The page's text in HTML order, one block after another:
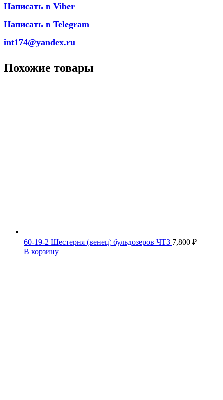
Написать в Viber
Написать в Telegram
int174@yandex.ru
Похожие товары
60-19-2 Шестерня (венец) бульдозеров ЧТЗ 7,800 ₽
В корзину